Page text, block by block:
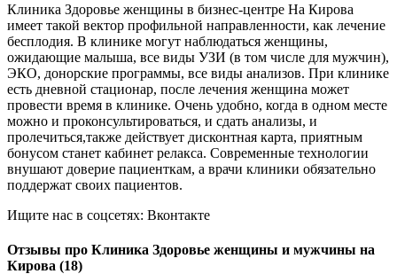
Клиника Здоровье женщины в бизнес-центре На Кирова
имеет такой вектор профильной направленности, как лечение
бесплодия. В клинике могут наблюдаться женщины,
ожидающие малыша, все виды УЗИ (в том числе для мужчин),
ЭКО, донорские программы, все виды анализов. При клинике
есть дневной стационар, после лечения женщина может
провести время в клинике. Очень удобно, когда в одном месте
можно и проконсультироваться, и сдать анализы, и
пролечиться,также действует дисконтная карта, приятным
бонусом станет кабинет релакса. Современные технологии
внушают доверие пациенткам, а врачи клиники обязательно
поддержат своих пациентов.
Ищите нас в соцсетях: Вконтакте
Отзывы про Клиника Здоровье женщины и мужчины на
Кирова (18)